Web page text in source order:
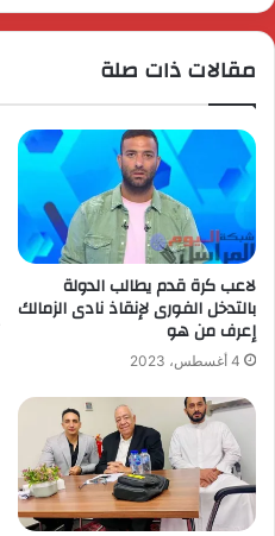
مقالات ذات صلة
لاعب كرة قدم يطالب الدولة
بالتدخل الفورى لإنقاذ نادى الزمالك
إعرف من هو
4 أغسطس، 2023